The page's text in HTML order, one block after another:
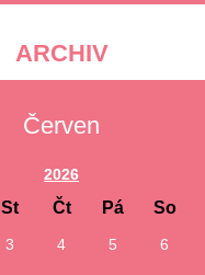
ARCHIV
Červen
2026
St Čt Pá So
3 4 5 6